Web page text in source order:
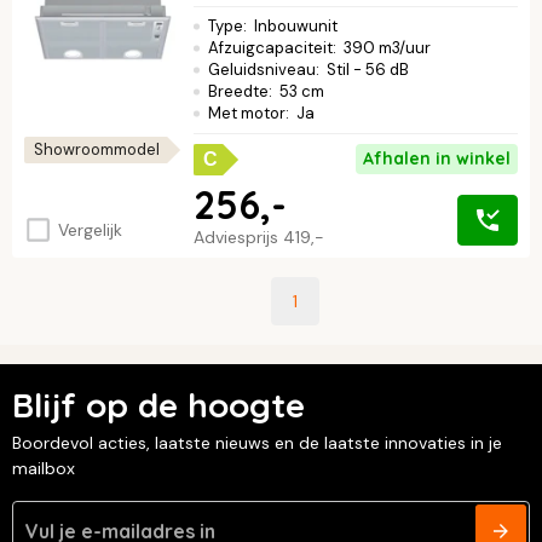
Showroommodel
Vergelijk
Type: Inbouwunit
Afzuigcapaciteit: 390 m3/uur
Geluidsniveau: Stil - 56 dB
Breedte: 53 cm
Met motor: Ja
C Afhalen in winkel
Adviesprijs 419,-
256,-
1
Blijf op de hoogte
Boordevol acties, laatste nieuws en de laatste innovaties in je
mailbox